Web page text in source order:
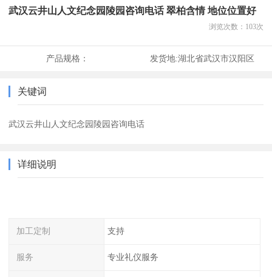
武汉云井山人文纪念园陵园咨询电话 翠柏含情 地位位置好
浏览次数： 103次
产品规格： 发货地:湖北省武汉市汉阳区
关键词
武汉云井山人文纪念园陵园咨询电话
详细说明
加工定制 支持
服务 专业礼仪服务